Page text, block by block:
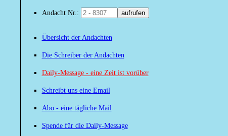
Andacht Nr.: aufrufen
Übersicht der Andachten
Die Schreiber der Andachten
Daily-Message - eine Zeit ist vorüber
Schreibt uns eine Email
Abo - eine tägliche Mail
Spende für die Daily-Message